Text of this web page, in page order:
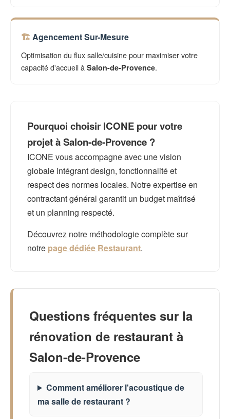
Agencement Sur-Mesure
Optimisation du flux salle/cuisine pour maximiser votre
capacité d'accueil à Salon-de-Provence.
Pourquoi choisir ICONE pour votre
projet à Salon-de-Provence ?
ICONE vous accompagne avec une vision
globale intégrant design, fonctionnalité et
respect des normes locales. Notre expertise en
contractant général garantit un budget maîtrisé
et un planning respecté.
Découvrez notre méthodologie complète sur
notre page dédiée Restaurant.
Questions fréquentes sur la
rénovation de restaurant à
Salon-de-Provence
Comment améliorer l'acoustique de
ma salle de restaurant ?